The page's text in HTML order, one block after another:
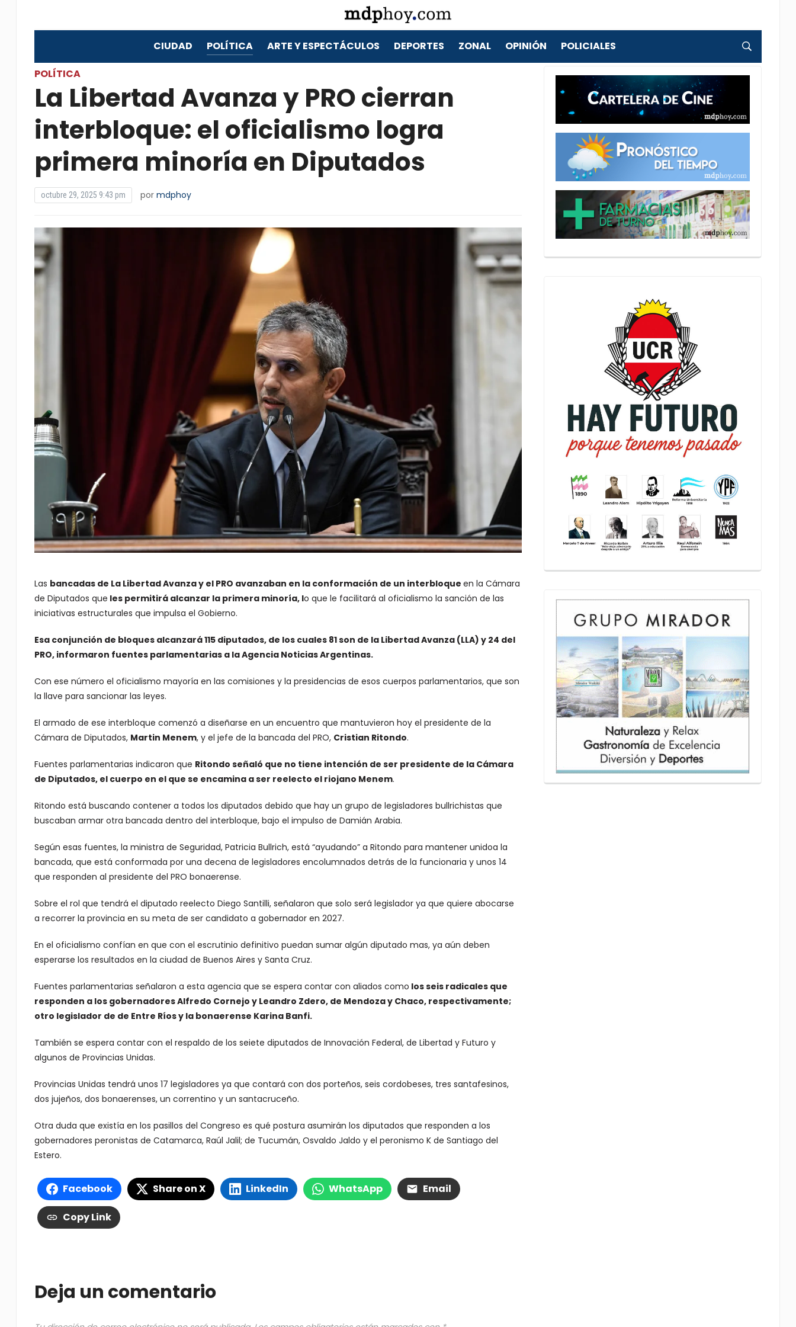
CIUDAD POLÍTICA ARTE Y ESPECTÁCULOS DEPORTES ZONAL OPINIÓN POLICIALES
POLÍTICA
La Libertad Avanza y PRO cierran
interbloque: el oficialismo logra
primera minoría en Diputados
octubre 29, 2025 9:43 pm por mdphoy
Las bancadas de La Libertad Avanza y el PRO avanzaban en la conformación de un interbloque en la Cámara
de Diputados que les permitirá alcanzar la primera minoría, lo que le facilitará al oficialismo la sanción de las
iniciativas estructurales que impulsa el Gobierno.
Esa conjunción de bloques alcanzará 115 diputados, de los cuales 81 son de la Libertad Avanza (LLA) y 24 del
PRO, informaron fuentes parlamentarias a la Agencia Noticias Argentinas.
Con ese número el oficialismo mayoría en las comisiones y la presidencias de esos cuerpos parlamentarios, que son
la llave para sancionar las leyes.
El armado de ese interbloque comenzó a diseñarse en un encuentro que mantuvieron hoy el presidente de la
Cámara de Diputados, Martin Menem, y el jefe de la bancada del PRO, Cristian Ritondo.
Fuentes parlamentarias indicaron que Ritondo señaló que no tiene intención de ser presidente de la Cámara
de Diputados, el cuerpo en el que se encamina a ser reelecto el riojano Menem.
Ritondo está buscando contener a todos los diputados debido que hay un grupo de legisladores bullrichistas que
buscaban armar otra bancada dentro del interbloque, bajo el impulso de Damián Arabia.
Según esas fuentes, la ministra de Seguridad, Patricia Bullrich, está “ayudando” a Ritondo para mantener unidoa la
bancada, que está conformada por una decena de legisladores encolumnados detrás de la funcionaria y unos 14
que responden al presidente del PRO bonaerense.
Sobre el rol que tendrá el diputado reelecto Diego Santilli, señalaron que solo será legislador ya que quiere abocarse
a recorrer la provincia en su meta de ser candidato a gobernador en 2027.
En el oficialismo confían en que con el escrutinio definitivo puedan sumar algún diputado mas, ya aún deben
esperarse los resultados en la ciudad de Buenos Aires y Santa Cruz.
Fuentes parlamentarias señalaron a esta agencia que se espera contar con aliados como los seis radicales que
responden a los gobernadores Alfredo Cornejo y Leandro Zdero, de Mendoza y Chaco, respectivamente;
otro legislador de de Entre Ríos y la bonaerense Karina Banfi.
También se espera contar con el respaldo de los seiete diputados de Innovación Federal, de Libertad y Futuro y
algunos de Provincias Unidas.
Provincias Unidas tendrá unos 17 legisladores ya que contará con dos porteños, seis cordobeses, tres santafesinos,
dos jujeños, dos bonaerenses, un correntino y un santacruceño.
Otra duda que existía en los pasillos del Congreso es qué postura asumirán los diputados que responden a los
gobernadores peronistas de Catamarca, Raúl Jalil; de Tucumán, Osvaldo Jaldo y el peronismo K de Santiago del
Estero.
Facebook Share on X LinkedIn WhatsApp Email
Copy Link
Deja un comentario